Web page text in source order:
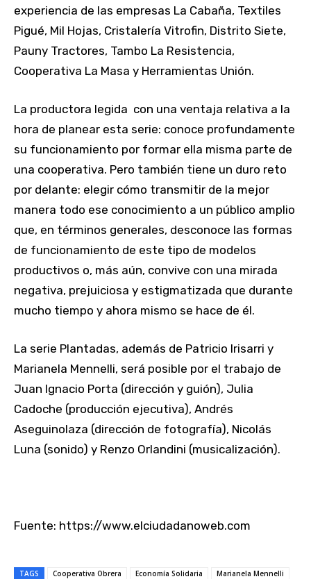
experiencia de las empresas La Cabaña, Textiles
Pigué, Mil Hojas, Cristalería Vitrofin, Distrito Siete,
Pauny Tractores, Tambo La Resistencia,
Cooperativa La Masa y Herramientas Unión.
La productora legida con una ventaja relativa a la
hora de planear esta serie: conoce profundamente
su funcionamiento por formar ella misma parte de
una cooperativa. Pero también tiene un duro reto
por delante: elegir cómo transmitir de la mejor
manera todo ese conocimiento a un público amplio
que, en términos generales, desconoce las formas
de funcionamiento de este tipo de modelos
productivos o, más aún, convive con una mirada
negativa, prejuiciosa y estigmatizada que durante
mucho tiempo y ahora mismo se hace de él.
La serie Plantadas, además de Patricio Irisarri y
Marianela Mennelli, será posible por el trabajo de
Juan Ignacio Porta (dirección y guión), Julia
Cadoche (producción ejecutiva), Andrés
Aseguinolaza (dirección de fotografía), Nicolás
Luna (sonido) y Renzo Orlandini (musicalización).
Fuente: https://www.elciudadanoweb.com
TAGS Cooperativa Obrera Economía Solidaria
Marianela Mennelli